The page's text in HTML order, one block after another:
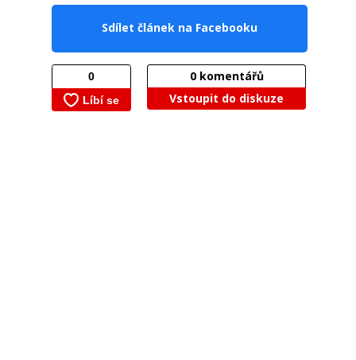
Sdílet článek na Facebooku
0komentářů
Vstoupit do diskuze